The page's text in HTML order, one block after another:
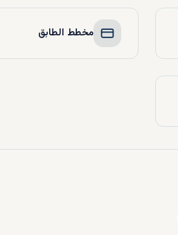
مخطط الطابق